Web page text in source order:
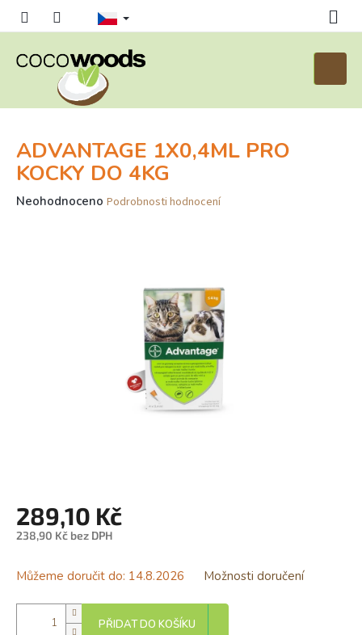
košík
ADVANTAGE 1X0,4ML PRO
KOCKY DO 4KG
Průměrné
Neohodnoceno Podrobnosti hodnocení
289,10 Kč
238,90 Kč bez DPH
cena:
Můžeme doručit do: 14.8.2026 Možnosti doručení
PŘIDAT DO KOŠÍKU